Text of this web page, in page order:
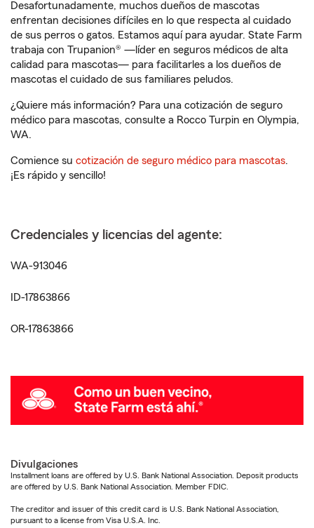
Desafortunadamente, muchos dueños de mascotas
enfrentan decisiones difíciles en lo que respecta al cuidado
de sus perros o gatos. Estamos aquí para ayudar. State Farm
trabaja con Trupanion® —líder en seguros médicos de alta
calidad para mascotas— para facilitarles a los dueños de
mascotas el cuidado de sus familiares peludos.
¿Quiere más información? Para una cotización de seguro
médico para mascotas, consulte a Rocco Turpin en Olympia,
WA.
Comience su cotización de seguro médico para mascotas.
¡Es rápido y sencillo!
Credenciales y licencias del agente:
WA-913046
ID-17863866
OR-17863866
Divulgaciones
Installment loans are offered by U.S. Bank National Association. Deposit products
are offered by U.S. Bank National Association. Member FDIC.
The creditor and issuer of this credit card is U.S. Bank National Association,
pursuant to a license from Visa U.S.A. Inc.